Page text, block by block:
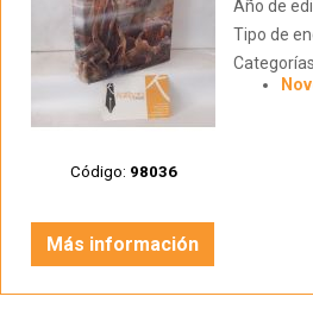
Código: 98036
Año de
Tipo de
Más información